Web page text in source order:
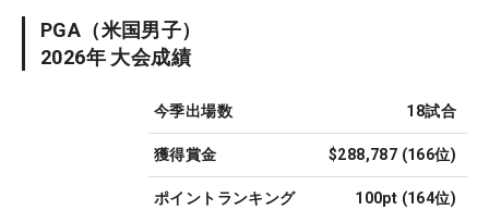
PGA （米国男子）
2026年 大会成績
今季出場数 18試合
獲得賞金 $288,787 (166位)
ポイントランキング 100pt (164位)